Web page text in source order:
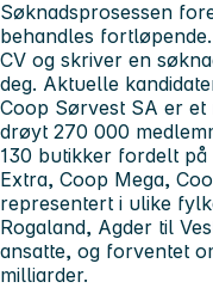
Søknadsprosessen
behandles
CV og skriver en
deg. Aktuelle
Coop Sørvest SA er et
drøyt 270 000
130 butikker fordelt på
Extra, Coop Mega,
representert i ulike
Rogaland, Agder til
ansatte, og forventet
milliarder.